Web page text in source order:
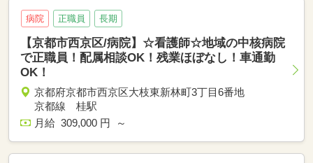
病院 正職員 長期
【京都市西京区/病院】☆看護師☆地域の中核病院
で正職員！配属相談OK！残業ほぼなし！車通勤
OK！
京都府京都市西京区大枝東新林町3丁目6番地
京都線 桂駅
月給 309,000 円 ～